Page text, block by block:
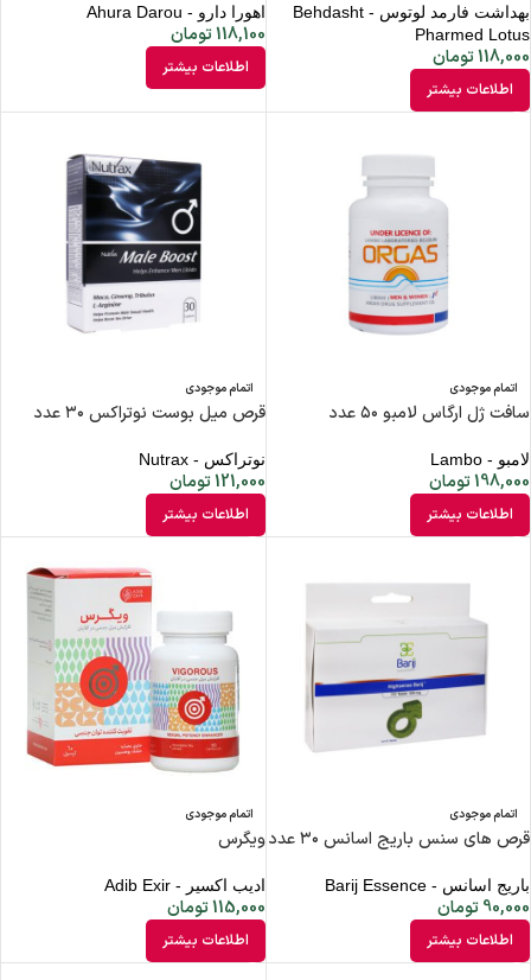
بهداشت فارمد لوتوس - Behdasht
Pharmed Lotus
118,000تومان
اطلاعات بیشتر
اهورا دارو - Ahura Darou
118,100تومان
اطلاعات بیشتر
اتمام موجودی
سافت ژل ارگاس لامبو ۵۰ عدد
لامبو - Lambo
198,000تومان
اطلاعات بیشتر
اتمام موجودی
قرص میل بوست نوتراکس ۳۰ عدد
نوتراکس - Nutrax
121,000تومان
اطلاعات بیشتر
اتمام موجودی
قرص های سنس باریج اسانس ۳۰ عدد
باریج اسانس - Barij Essence
90,000تومان
اطلاعات بیشتر
اتمام موجودی
ویگرس
ادیب اکسیر - Adib Exir
115,000تومان
اطلاعات بیشتر